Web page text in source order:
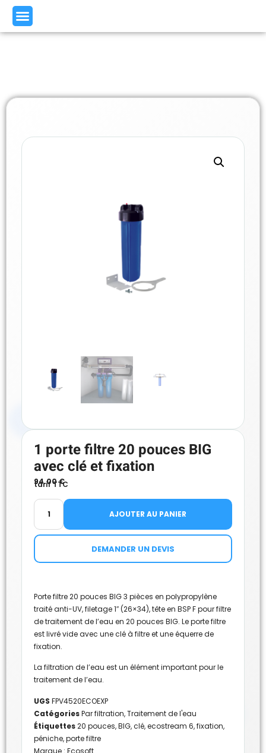
1 porte filtre 20 pouces BIG
avec clé et fixation
94.00€
tarif TTC
AJOUTER AU PANIER
DEMANDER UN DEVIS
Porte filtre 20 pouces BIG 3 pièces en polypropylène
traité anti-UV, filetage 1″ (26×34), tête en BSP F pour filtre
de traitement de l’eau en 20 pouces BIG. Le porte filtre
est livré vide avec une clé à filtre et une équerre de
fixation.
La filtration de l’eau est un élément important pour le
traitement de l’eau.
UGS FPV4520ECOEXP
CatégoriesPar filtration,Traitement de l'eau
Étiquettes20 pouces,BIG,clé,ecostream 6,fixation,
péniche,porte filtre
Marque : Ecosoft